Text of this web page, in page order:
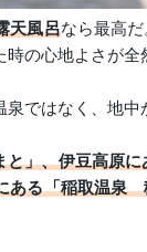
天風呂なら最高
の心地よさが全
ではなく、地中
」、伊豆高原に
ある「稲取温泉